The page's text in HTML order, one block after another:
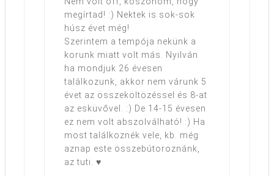
megírtad! :) Nektek is sok-sok
húsz évet még!
Szerintem a tempója nekünk a
korunk miatt volt más. Nyilván
ha mondjuk 26 évesen
találkozunk, akkor nem várunk 5
évet az összeköltözéssel és 8-at
az esküvővel. :) De 14-15 évesen
ez nem volt abszolválható! :) Ha
most találkoznék vele, kb. még
aznap este összebútoroznánk,
az tuti. ♥